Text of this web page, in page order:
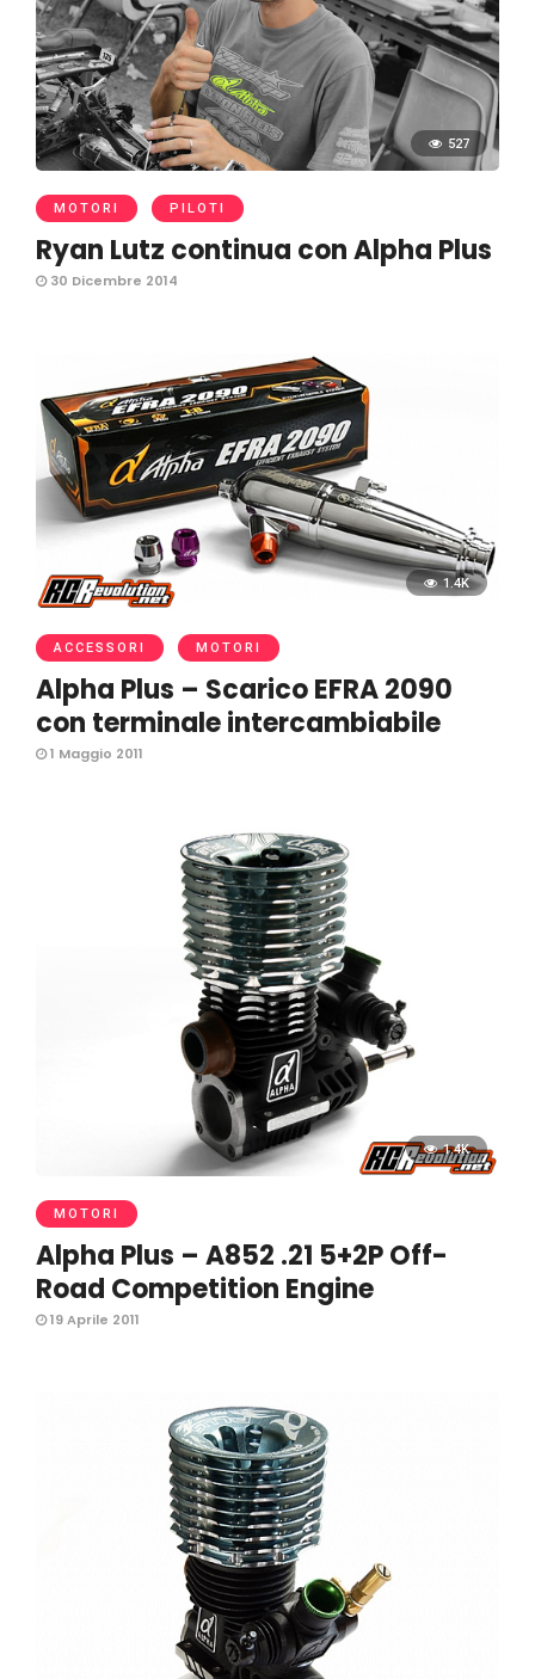
527
MOTORI PILOTI
Ryan Lutz continua con Alpha Plus
30 Dicembre 2014
1.4K
ACCESSORI MOTORI
Alpha Plus – Scarico EFRA 2090
con terminale intercambiabile
1 Maggio 2011
1.4K
MOTORI
Alpha Plus – A852 .21 5+2P Off-
Road Competition Engine
19 Aprile 2011